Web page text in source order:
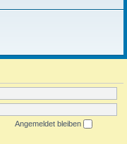
Angemeldet bleiben